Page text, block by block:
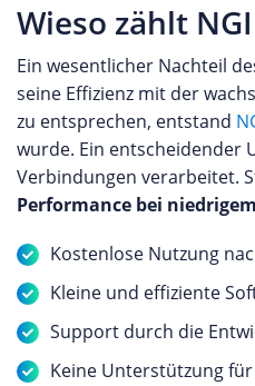
Wieso zählt
Ein wesentlicher Nachteil
seine Effizienz mit der
zu entsprechen, entstand
wurde. Ein entscheidender
Verbindungen verarbeitet.
Performance bei
Kostenlose Nutzung
Kleine und effiziente
Support durch die
Keine Unterstützung